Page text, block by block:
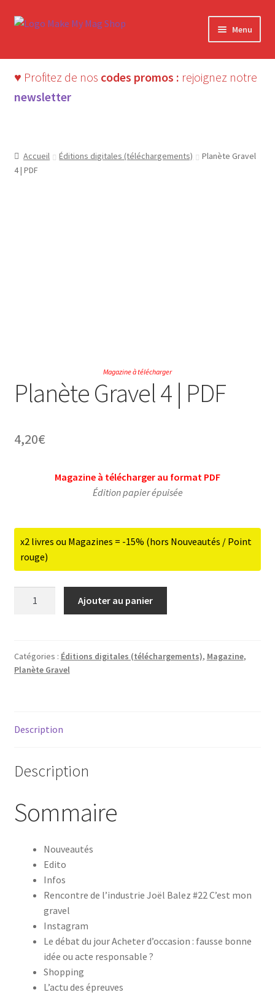
Aller
Aller
Menu
♥ Profitez de nos codes promos : rejoignez notre
newsletter
Accueil Éditions digitales (téléchargements)
Planète Gravel
4 | PDF
Magazine à télécharger
Planète Gravel 4 | PDF
4,20€
Magazine à télécharger au format PDF
Édition papier épuisée
x2 livres ou Magazines = -15% (hors Nouveautés / Point
rouge)
4
|
Ajouter au panier
Catégories : Éditions digitales (téléchargements), Magazine,
Planète Gravel
Description
Description
Sommaire
Nouveautés
Edito
Infos
Rencontre de l’industrie Joël Balez #22 C’est mon
gravel
Instagram
Le débat du jour Acheter d’occasion : fausse bonne
idée ou acte responsable ?
Shopping
L’actu des épreuves